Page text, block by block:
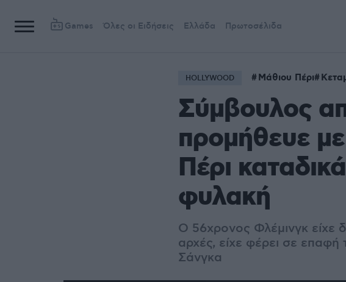
Games Όλες οι Ειδήσεις Ελλάδα Πρωτοσέλιδα
HOLLYWOOD Μάθιου Πέρι
Σύμβουλος
προμήθευε
Πέρι
φυλακή
Ο 56χρονος Φλέμινγκ είχε
αρχές, είχε φέρει σε επαφή
Σάνγκα